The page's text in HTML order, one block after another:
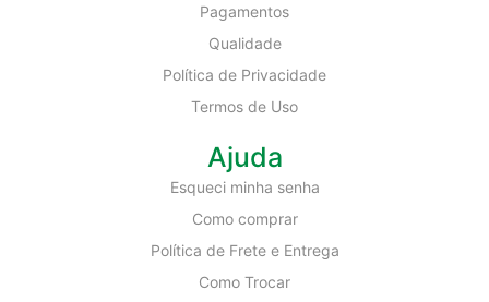
Pagamentos
Qualidade
Política de Privacidade
Termos de Uso
Ajuda
Esqueci minha senha
Como comprar
Política de Frete e Entrega
Como Trocar